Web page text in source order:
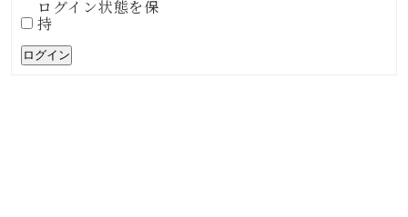
ログイン状態を保
持
ログイン